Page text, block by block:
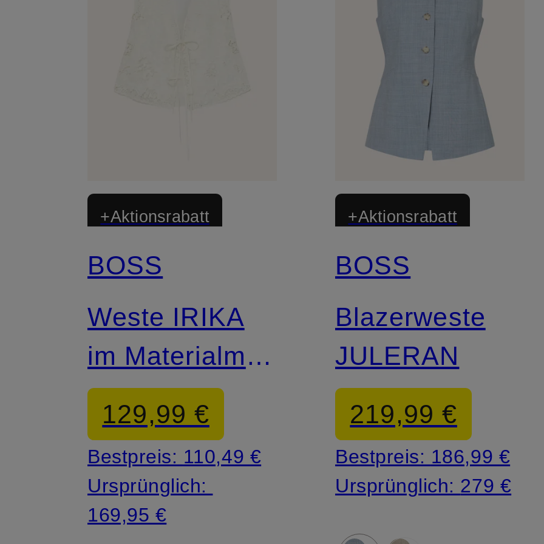
+Aktionsrabatt
BOSS
Weste IRIKA
im Materialmix
mit Lochspitze
129,99 €
Bestpreis: 110,49 €
Ursprünglich:
169,95 €
+Aktionsrabatt
BOSS
Blazerweste
JULERAN
219,99 €
Bestpreis: 186,99 €
Ursprünglich: 279 €